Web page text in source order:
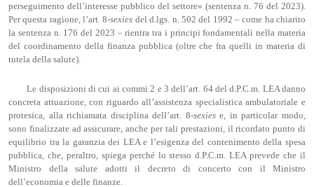
perseguimento dell’interesse pubblico del settore» (sentenza n. 76 del 2023).
Per questa ragione, l’art. 8-sexies del d.lgs. n. 502 del 1992 – come ha chiarito
la sentenza n. 176 del 2023 – rientra tra i principi fondamentali nella materia
del coordinamento della finanza pubblica (oltre che fra quelli in materia di
tutela della salute).
Le disposizioni di cui ai commi 2 e 3 dell’art. 64 del d.P.C.m. LEA danno
concreta attuazione, con riguardo all’assistenza specialistica ambulatoriale e
protesica, alla richiamata disciplina dell’art. 8-sexiese, in particolar modo,
sono finalizzate ad assicurare, anche per tali prestazioni, il ricordato punto di
equilibrio tra la garanzia dei LEA e l’esigenza del contenimento della spesa
pubblica, che, peraltro, spiega perché lo stesso d.P.C.m. LEA prevede che il
Ministro della salute adotti il decreto di concerto con il Ministro
dell’economia e delle finanze.